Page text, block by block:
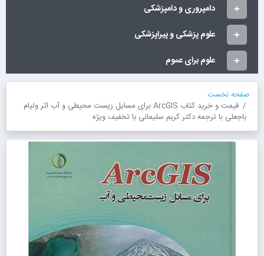
دامپروری و دامپزشکی
علوم پزشکی و پیراپزشکی
علوم برای عموم
صفحه نخست
قیمت و خرید کتاب ArcGIS برای مسایل زیست محیطی و آب اثر ولیام
باجعلی با ترجمه دکتر کریم سلیمانی با تخفیف ویژه